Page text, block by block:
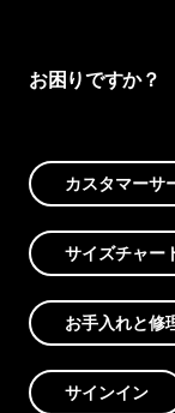
お困りですか？
カスタマーサ
サイズチャー
お手入れと修
サインイン